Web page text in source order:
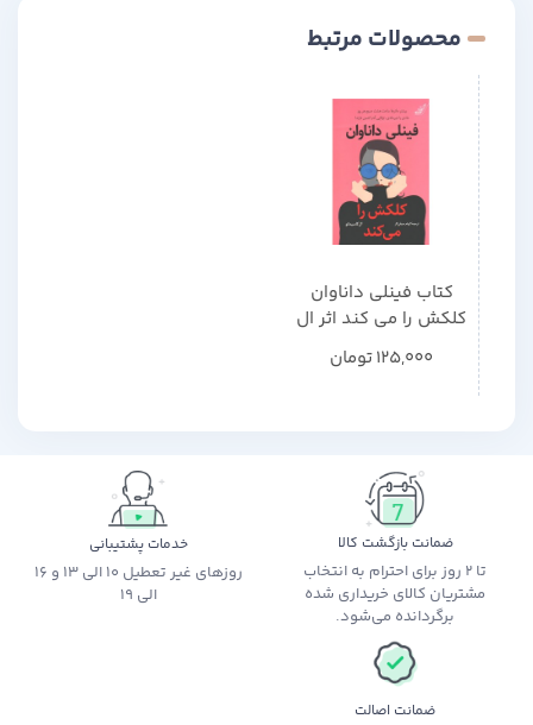
محصولات مرتبط
کتاب فینلی داناوان
کلکش را می کند اثر ال
کاسیمانو
125,000تومان
ضمانت بازگشت کالا
تا 2 روز برای احترام به انتخاب
مشتریان کالای خریداری شده
برگردانده می‌شود.
خدمات پشتیبانی
روزهای غیر تعطیل 10 الی 13 و 16
الی 19
ضمانت اصالت